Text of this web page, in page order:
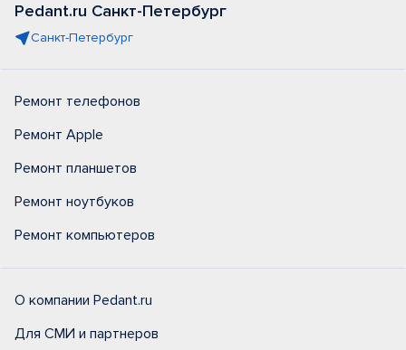
Pedant.ru Санкт-Петербург
Санкт-Петербург
Ремонт телефонов
Ремонт Apple
Ремонт планшетов
Ремонт ноутбуков
Ремонт компьютеров
О компании Pedant.ru
Для СМИ и партнеров